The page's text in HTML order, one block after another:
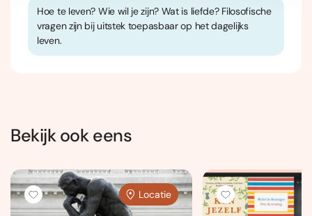
Hoe te leven? Wie wil je zijn? Wat is liefde? Filosofische
vragen zijn bij uitstek toepasbaar op het dagelijks
leven.
Bekijk ook eens
Locatie